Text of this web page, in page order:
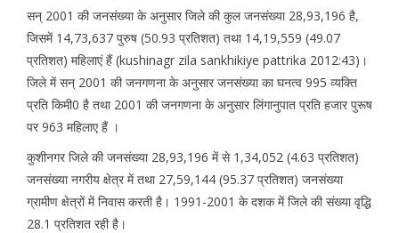
सन् 2001 की जनसंख्या के अनुसार जिले की कुल जनसंख्या 28,93,196 है,
जिसमें 14,73,637 पुरुष (50.93 प्रतिशत) तथा 14,19,559 (49.07
प्रतिशत) महिलाएं हैं (kushinagr zila sankhikiye pattrika 2012:43)।
जिले में सन् 2001 की जनगणना के अनुसार जनसंख्या का घनत्व 995 व्यक्ति
प्रति किमी0 है तथा 2001 की जनगणना के अनुसार लिंगानुपात प्रति हजार पुरूष
पर 963 महिलाए हैं ।
कुशीनगर जिले की जनसंख्या 28,93,196 में से 1,34,052 (4.63 प्रतिशत)
जनसंख्या नगरीय क्षेत्र में तथा 27,59,144 (95.37 प्रतिशत) जनसंख्या
ग्रामीण क्षेत्रों में निवास करती है। 1991-2001 के दशक में जिले की संख्या वृद्धि
28.1 प्रतिशत रही है।